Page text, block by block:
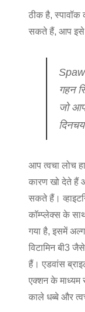
ठीक है, स्पावॉक
सकते हैं, आप इसे
गहन
जो
आप त्वचा लोच
कारण खो देते हैं
सकते हैं।
कॉम्प्लेक्स के
गया है, इसमें
विटामिन बी3
हैं। एडवांस
एक्शन के माध्यम
काले धब्बे और